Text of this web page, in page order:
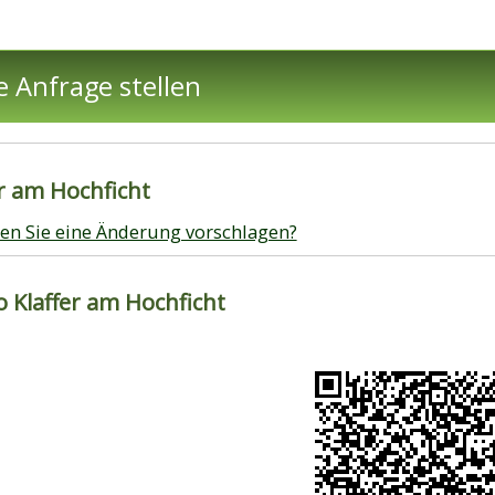
Anfrage stellen
am Hochficht
Sie eine Änderung vorschlagen?
Klaffer am Hochficht